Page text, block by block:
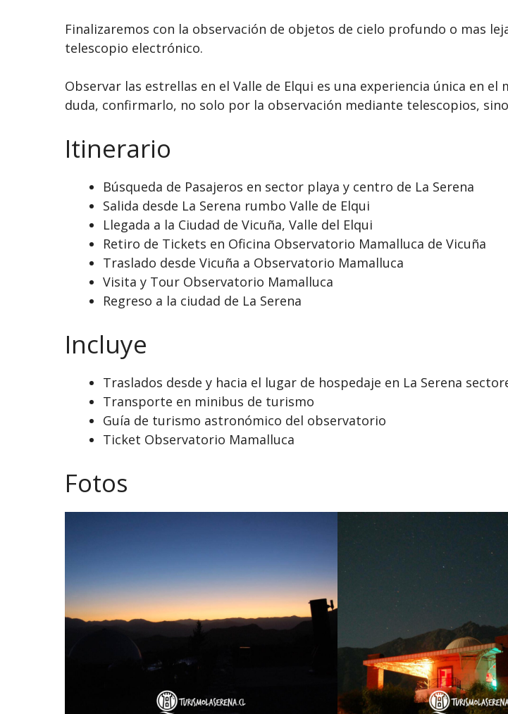
Finalizaremos con la observación de objetos de cielo profundo o mas
telescopio electrónico.
Observar las estrellas en el Valle de Elqui es una experiencia única en
duda, confirmarlo, no solo por la observación mediante telescopios,
Itinerario
Búsqueda de Pasajeros en sector playa y centro de La Serena
Salida desde La Serena rumbo Valle de Elqui
Llegada a la Ciudad de Vicuña, Valle del Elqui
Retiro de Tickets en Oficina Observatorio Mamalluca de Vicuña
Traslado desde Vicuña a Observatorio Mamalluca
Visita y Tour Observatorio Mamalluca
Regreso a la ciudad de La Serena
Incluye
Traslados desde y hacia el lugar de hospedaje en La Serena
Transporte en minibus de turismo
Guía de turismo astronómico del observatorio
Ticket Observatorio Mamalluca
Fotos